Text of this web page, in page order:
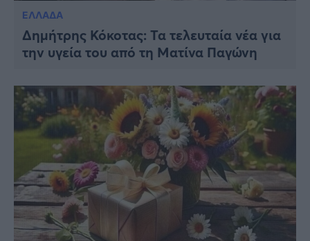
ΕΛΛΑΔΑ
Δημήτρης Κόκοτας: Τα τελευταία νέα για
την υγεία του από τη Ματίνα Παγώνη